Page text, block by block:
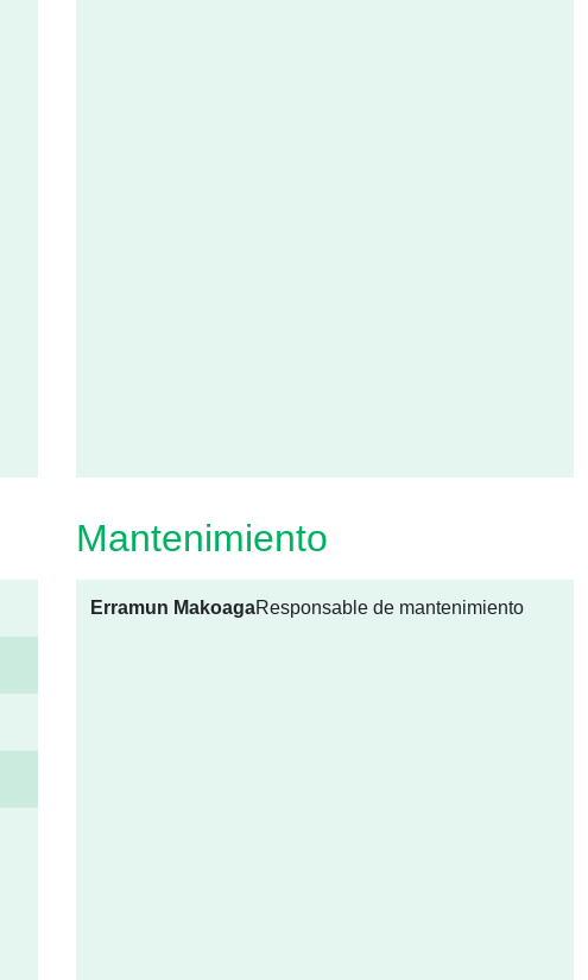
Mantenimiento
Erramun MakoagaResponsable de mantenimiento